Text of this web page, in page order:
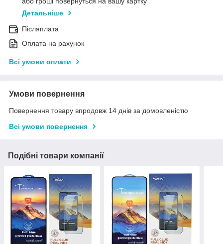
Детальніше
Післяплата
Оплата на рахунок
Всі умови оплати
Умови повернення
Повернення товару впродовж 14 днів за домовленістю
Всі умови повернення
Подібні товари компанії